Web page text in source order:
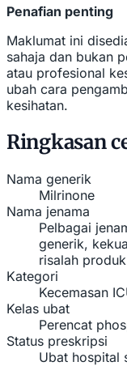
Penafian penting
Maklumat ini
sahaja dan bukan
atau profesional
ubah cara
kesihatan.
Ringkasan
Nama generik
Milrinone
Nama jenama
Pelbagai
generik,
risalah
Kategori
Kecemasan
Kelas ubat
Perencat
Status preskripsi
Ubat hospital